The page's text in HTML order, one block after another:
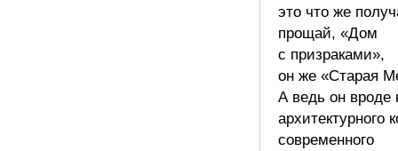
это что же
прощай, «Дом
с призраками»,
он же «Старая
А ведь он вроде
архитектурного
современного